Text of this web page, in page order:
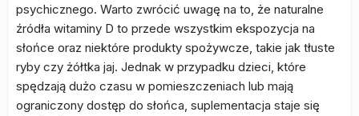
psychicznego. Warto zwrócić uwagę na to, że naturalne
źródła witaminy D to przede wszystkim ekspozycja na
słońce oraz niektóre produkty spożywcze, takie jak tłuste
ryby czy żółtka jaj. Jednak w przypadku dzieci, które
spędzają dużo czasu w pomieszczeniach lub mają
ograniczony dostęp do słońca, suplementacja staje się